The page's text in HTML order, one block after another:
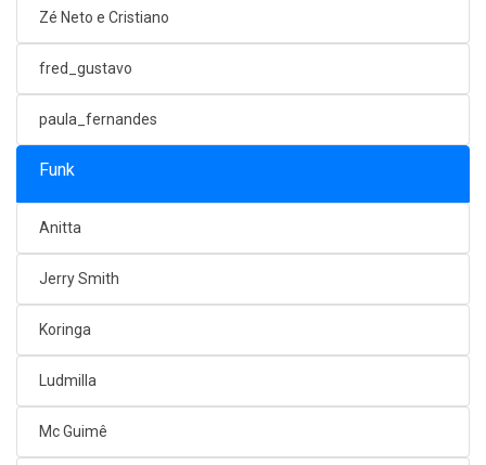
Zé Neto e Cristiano
fred_gustavo
paula_fernandes
Funk
Anitta
Jerry Smith
Koringa
Ludmilla
Mc Guimê